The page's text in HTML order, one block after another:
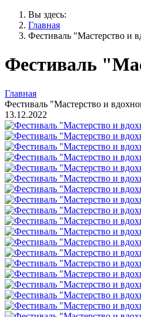
Вы здесь:
Главная
Фестиваль "Мастерство и
Фестиваль
Главная
Фестиваль "Мастерство и
13.12.2022